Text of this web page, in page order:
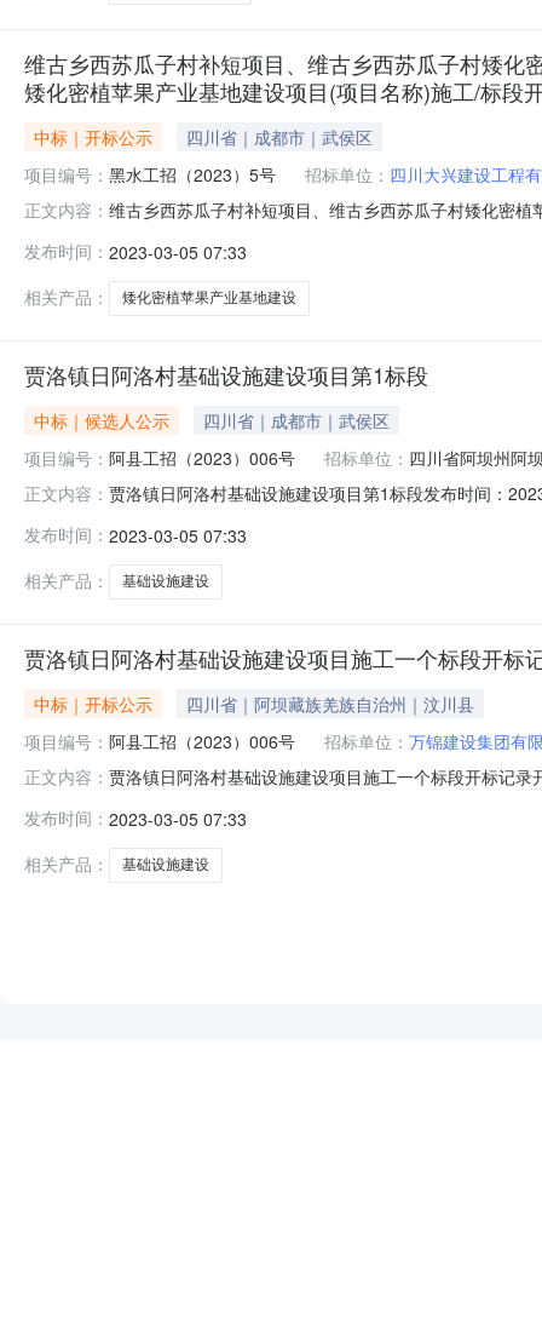
维古乡西苏瓜子村补短项目、维古乡西苏瓜子村矮
矮化密植苹果产业基地建设项目(项目名称)施工/标段
中标｜开标公示
四川省｜成都市｜武侯区
项目编号： 黑水工招（2023）5号 招标单位： 四川大兴建设工程
正文内容： 维古乡西苏瓜子村补短项目、维古乡西苏瓜子村矮化密
0400:50开标记录内容投标人名称：四川大兴建设工程有
发布时间： 2023-03-05 07:33
相关产品：
矮化密植苹果产业基地建设
贾洛镇日阿洛村基础设施建设项目第1标段
中标｜候选人公示
四川省｜成都市｜武侯区
项目编号： 阿县工招（2023）006号 招标单位： 四川省阿坝州阿
正文内容： 贾洛镇日阿洛村基础设施建设项目第1标段发布时间：
人联系电话18090702567招标代理机构四川思渠国际招
发布时间： 2023-03-05 07:33
相关产品：
基础设施建设
贾洛镇日阿洛村基础设施建设项目施工一个标段开标
中标｜开标公示
四川省｜阿坝藏族羌族自治州｜汶川县
项目编号： 阿县工招（2023）006号 招标单位： 万锦建设集团有
正文内容： 贾洛镇日阿洛村基础设施建设项目施工一个标段开标记
4629505.38；工期（交货期）：360。投标人名称：四
发布时间： 2023-03-05 07:33
相关产品：
基础设施建设